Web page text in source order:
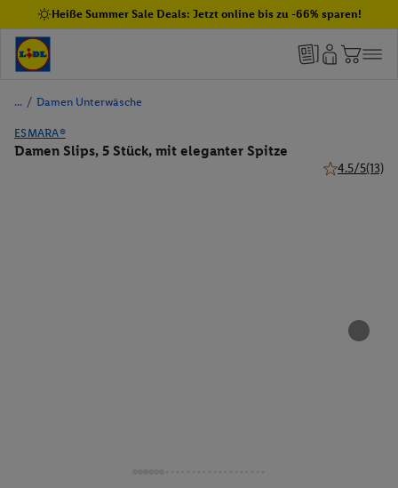
Heiße Summer Sale Deals: Jetzt online bis zu -66% sparen!
/ Damen Unterwäsche
ESMARA®
Damen Slips, 5 Stück, mit eleganter Spitze
4.5/5(13)